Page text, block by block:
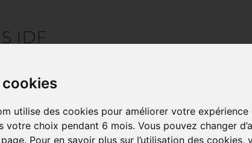
utilise des cookies pour améliorer votre
votre choix pendant 6 mois. Vous pouvez changer
Pour en savoir plus sur l’utilisation des cookies,
IDF